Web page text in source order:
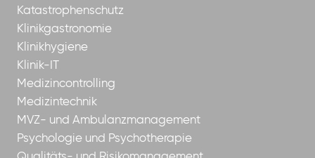
Katastrophenschutz
Klinikgastronomie
Klinikhygiene
Klinik-IT
Medizincontrolling
Medizintechnik
MVZ- und Ambulanzmanagement
Psychologie und Psychotherapie